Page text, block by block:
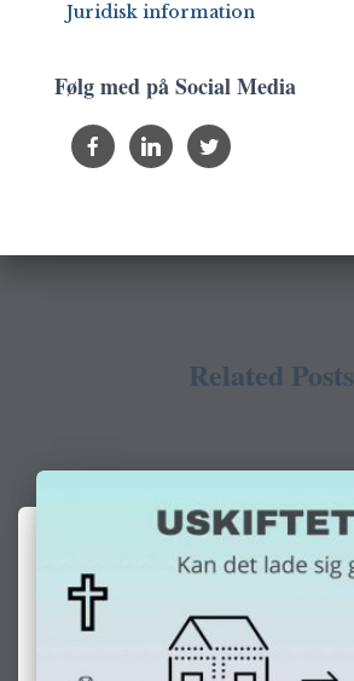
Juridisk information
Følg med på Social Media
Related Posts